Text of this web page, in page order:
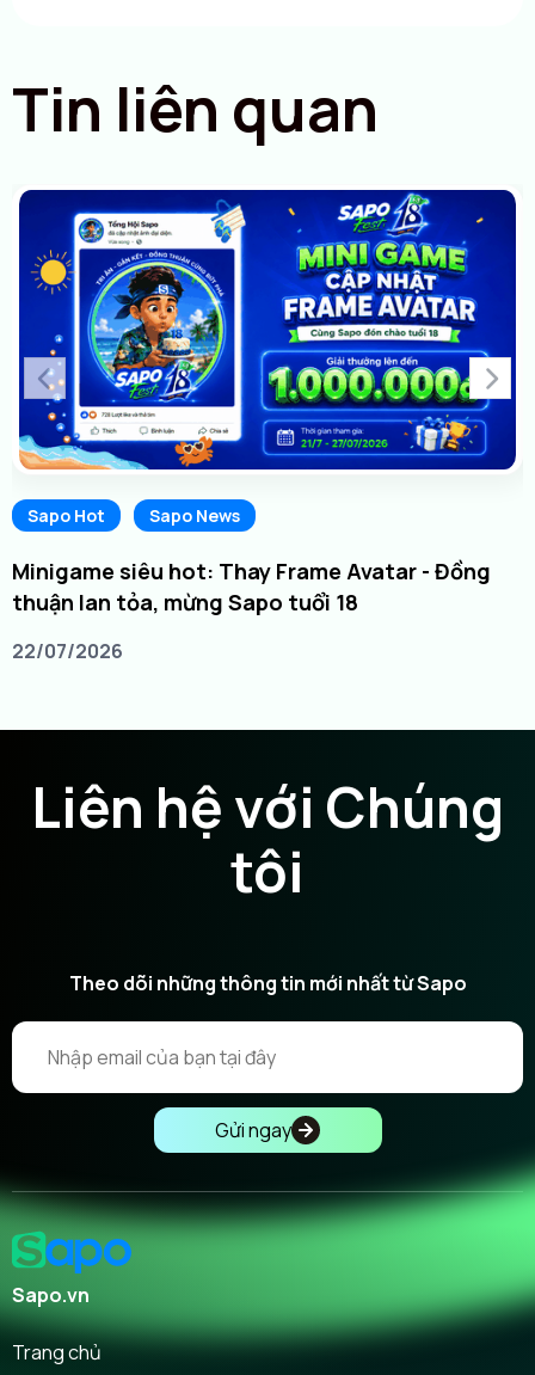
Tin liên quan
Sapo Hot Sapo News
Minigame siêu hot: Thay Frame Avatar - Đồng
thuận lan tỏa, mừng Sapo tuổi 18
22/07/2026
Liên hệ với Chúng
tôi
Theo dõi những thông tin mới nhất từ Sapo
Gửi ngay
Sapo.vn
Trang chủ